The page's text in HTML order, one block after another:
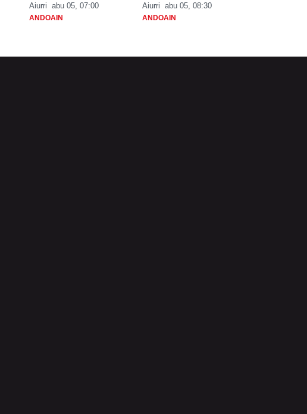
Aiurri abu 05, 07:00
ANDOAIN
Aiurri abu 05, 08:30
ANDOAIN